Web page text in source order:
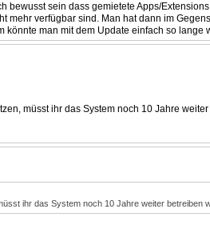
sein dass gemietete Apps/
verfügbar sind. Man hat dann im
man mit dem Update einfach so lange
müsst ihr das System noch 10 Jahre
ihr das System noch 10 Jahre weiter betreiben